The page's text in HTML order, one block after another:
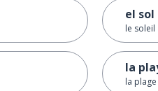
el sol
le soleil
la
la plage